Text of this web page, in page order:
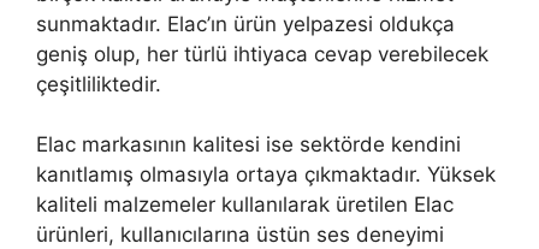
sunmaktadır. Elac’ın ürün yelpazesi oldukça
geniş olup, her türlü ihtiyaca cevap verebilecek
çeşitliliktedir.
Elac markasının kalitesi ise sektörde kendini
kanıtlamış olmasıyla ortaya çıkmaktadır. Yüksek
kaliteli malzemeler kullanılarak üretilen Elac
ürünleri, kullanıcılarına üstün ses deneyimi